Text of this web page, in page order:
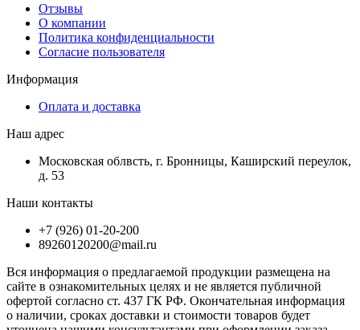
Отзывы
О компании
Политика конфиденциальности
Согласие пользователя
Информация
Оплата и доставка
Наш адрес
Московская облвсть, г. Бронницы, Каширский переулок,
д. 53
Наши контакты
+7 (926) 01-20-200
89260120200@mail.ru
Вся информация о предлагаемой продукции размещена на
сайте в ознакомительных целях и не является публичной
офертой согласно ст. 437 ГК РФ. Окончательная информация
о наличии, сроках доставки и стоимости товаров будет